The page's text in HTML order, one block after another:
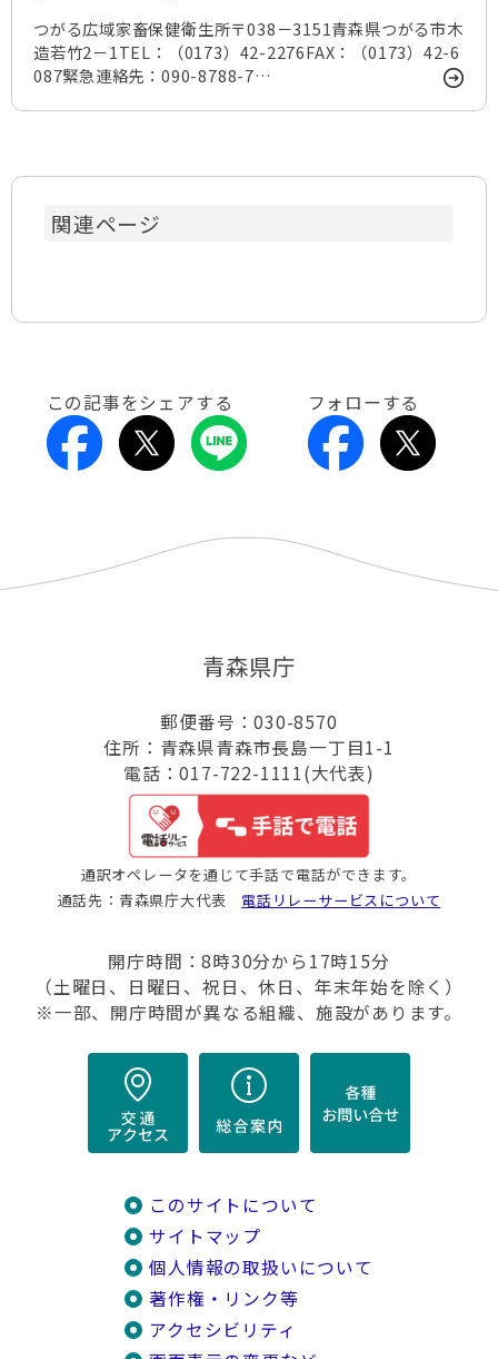
つがる広域家畜保健衛生所〒038－3151青森県つがる市木
造若竹2－1TEL：（0173）42-2276FAX：（0173）42-6
087緊急連絡先：090-8788-7…
関連ページ
この記事をシェアする フォローする
青森県庁
郵便番号：030-8570
住所：青森県青森市長島一丁目1-1
電話：017-722-1111(大代表)
通訳オペレータを通じて手話で電話ができます。
通話先：青森県庁大代表 電話リレーサービスについて
開庁時間：8時30分から17時15分
（土曜日、日曜日、祝日、休日、年末年始を除く）
※一部、開庁時間が異なる組織、施設があります。
このサイトについて
サイトマップ
個人情報の取扱いについて
著作権・リンク等
アクセシビリティ